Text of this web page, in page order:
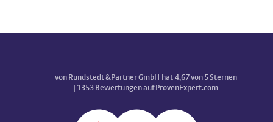
von Rundstedt &Partner GmbH hat 4,67von 5Sternen
1353 Bewertungen auf ProvenExpert.com